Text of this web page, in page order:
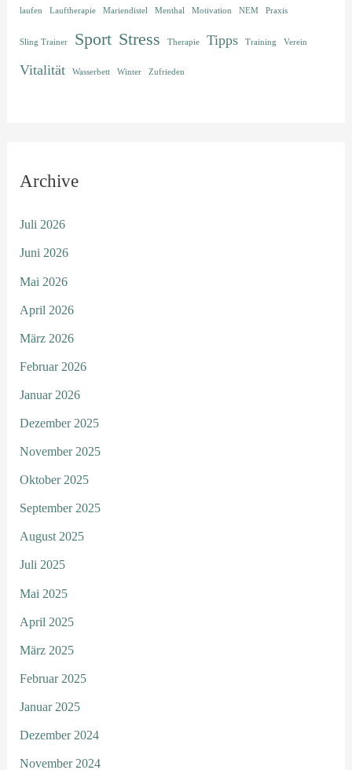
laufen Lauftherapie Mariendistel Menthal Motivation NEM Praxis
Sling Trainer Sport Stress Therapie Tipps Training Verein
Vitalität Wasserbett Winter Zufrieden
Archive
Juli 2026
Juni 2026
Mai 2026
April 2026
März 2026
Februar 2026
Januar 2026
Dezember 2025
November 2025
Oktober 2025
September 2025
August 2025
Juli 2025
Mai 2025
April 2025
März 2025
Februar 2025
Januar 2025
Dezember 2024
November 2024